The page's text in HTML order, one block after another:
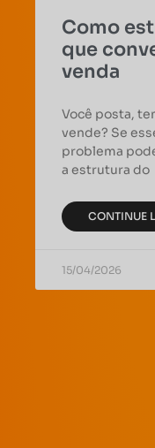
Como
que
venda
Você posta,
vende? Se
problema
a estrutura do
CONTINUE
15/04/2026